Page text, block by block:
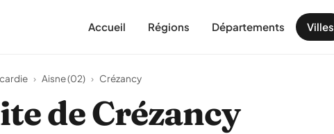
Accueil Régions Départements Villes
› Aisne (02) › Crézancy
de Crézancy